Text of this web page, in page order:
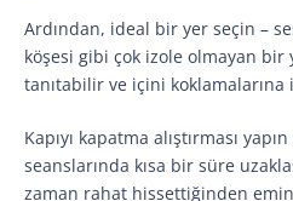
Ardından, ideal bir yer seçin –
köşesi gibi çok izole olmayan bir
tanıtabilir ve içini
Kapıyı kapatma alıştırması
seanslarında kısa bir süre
zaman rahat hissettiğinden